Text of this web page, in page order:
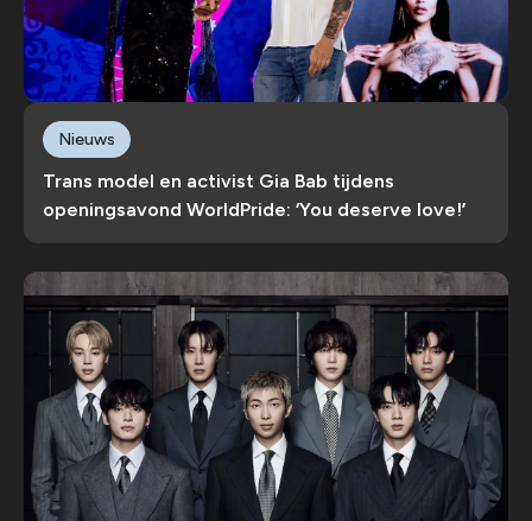
Trans model en activist Gia Bab tijdens
openingsavond WorldPride: ‘You deserve love!’
Nieuws